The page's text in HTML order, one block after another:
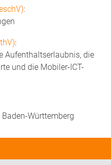
:
:
Aufenthaltserlaubnis, die
und die Mobiler-ICT-
Württemberg